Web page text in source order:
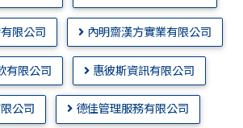
限公司 內明齋漢方實業有限公司
有限公司 惠彼斯資訊有限公司
公司 德佳管理服務有限公司